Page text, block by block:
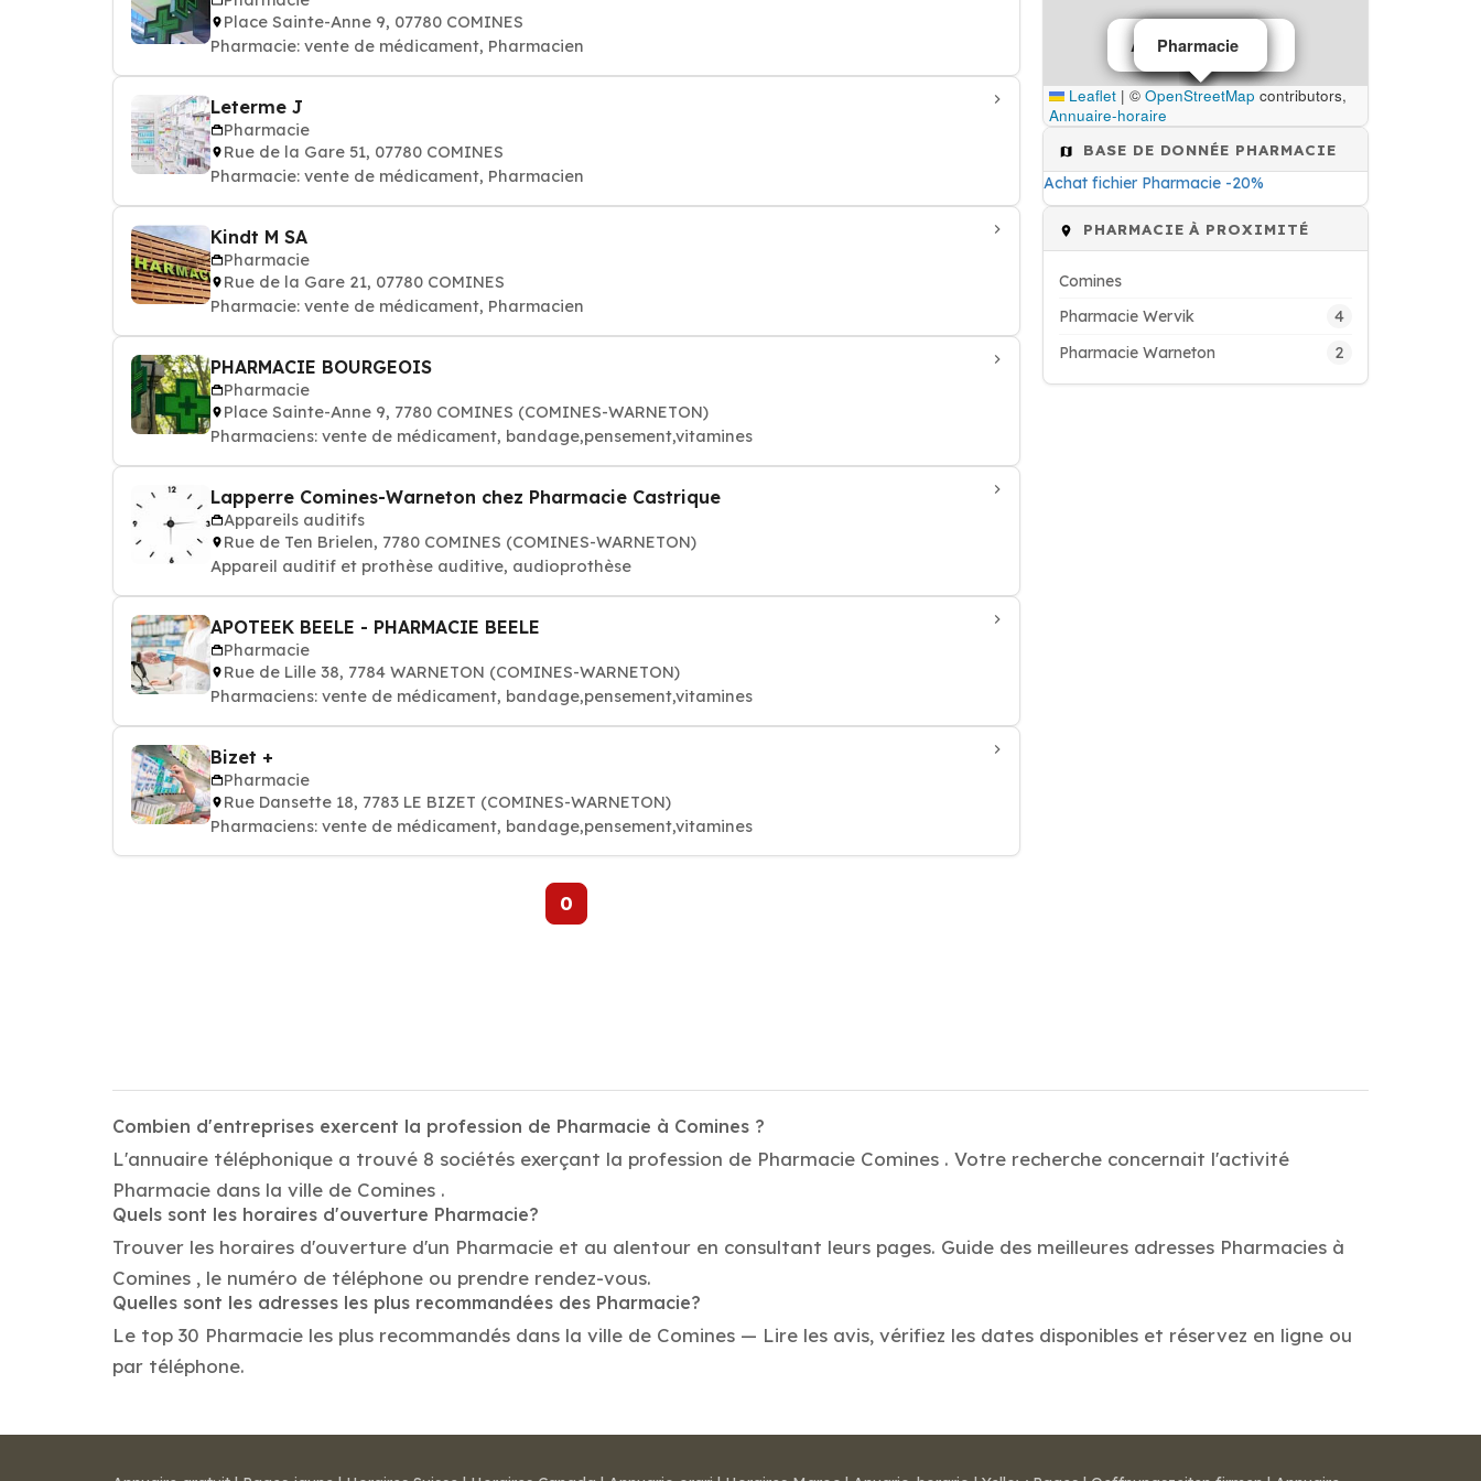
Place Sainte-Anne 9, 07780 COMINES
Pharmacie: vente de médicament, Pharmacien
Leterme J
Pharmacie
Rue de la Gare 51, 07780 COMINES
Pharmacie: vente de médicament, Pharmacien
Kindt M SA
Pharmacie
Rue de la Gare 21, 07780 COMINES
Pharmacie: vente de médicament, Pharmacien
PHARMACIE BOURGEOIS
Pharmacie
Place Sainte-Anne 9, 7780 COMINES (COMINES-WARNETON)
Pharmaciens: vente de médicament, bandage,pensement,vitamines
Lapperre Comines-Warneton chez Pharmacie Castrique
Appareils auditifs
Rue de Ten Brielen, 7780 COMINES (COMINES-WARNETON)
Appareil auditif et prothèse auditive, audioprothèse
APOTEEK BEELE - PHARMACIE BEELE
Pharmacie
Rue de Lille 38, 7784 WARNETON (COMINES-WARNETON)
Pharmaciens: vente de médicament, bandage,pensement,vitamines
Bizet +
Pharmacie
Rue Dansette 18, 7783 LE BIZET (COMINES-WARNETON)
Pharmaciens: vente de médicament, bandage,pensement,vitamines
0
Pharmacie
Appareils auditifs
Pharmacie
Pharmacie
Leaflet | © OpenStreetMap contributors,
Annuaire-horaire
BASE DE DONNÉE PHARMACIE
Achat fichier Pharmacie -20%
PHARMACIE À PROXIMITÉ
Comines
Pharmacie Wervik
4
Pharmacie Warneton 2
Combien d'entreprises exercent la profession de Pharmacie à Comines ?
L'annuaire téléphonique a trouvé 8 sociétés exerçant la profession de Pharmacie Comines . Votre recherche concernait l'activité
Pharmacie dans la ville de Comines .
Quels sont les horaires d'ouverture Pharmacie?
Trouver les horaires d'ouverture d'un Pharmacie et au alentour en consultant leurs pages. Guide des meilleures adresses Pharmacies à
Comines , le numéro de téléphone ou prendre rendez-vous.
Quelles sont les adresses les plus recommandées des Pharmacie?
Le top 30 Pharmacie les plus recommandés dans la ville de Comines — Lire les avis, vérifiez les dates disponibles et réservez en ligne ou
par téléphone.